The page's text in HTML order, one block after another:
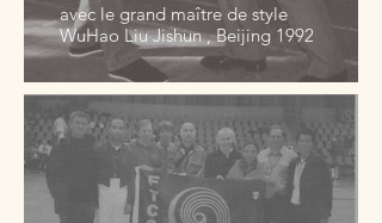
avec le grand maître de style
WuHao Liu Jishun , Beijing 1992